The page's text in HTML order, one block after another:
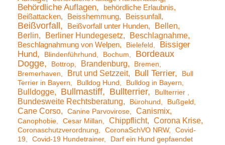
Behördliche Auflagen
behördliche Erlaubnis
Beißattacken
Beisshemmung Beissunfall
Beißvorfall Beißvorfall unter Hunden
Bellen
Berlin
Berliner Hundegesetz Beschlagnahme
Beschlagnahmung von Welpen Bielefeld
Bissiger
Hund
Blindenführhund Bochum
Bordeaux
Dogge
Bottrop Brandenburg
Bremen
Bremerhaven
Brut und Setzzeit Bull Terrier
Bull
Terrier in Bayern
Bulldog Hund Bulldog in Bayern
Bulldogge Bullmastiff Bullterrier Bullterrier
Bundesweite Rechtsberatung Bürohund Bußgeld
Cane Corso Canine Parvovirose Canismix
Canophobie Cesar Millan Chippflicht Corona Krise
Coronaschutzverordnung CoronaSchVO NRW
Covid-
19
Covid-19 Hundetrainer
Darf ein Hund gepfaendet